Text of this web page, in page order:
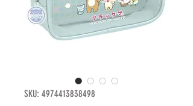
SKU: 4974413838498